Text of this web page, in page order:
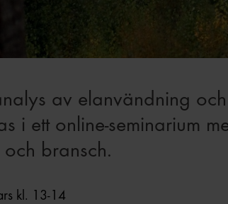
av elanvändning
i ett online-seminarium
bransch.
kl. 13-14